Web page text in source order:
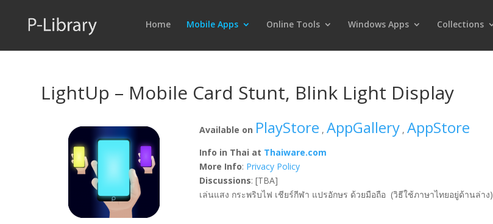
Home Mobile Apps Online Tools Windows Apps Collections
LightUp – Mobile Card Stunt, Blink Light Display
Available on PlayStore ,AppGallery ,AppStore
Info in Thai at Thaiware.com
More Info: Privacy Policy
Discussions: [TBA]
เล่นแสง กระพริบไฟ เชียร์กีฬา แปรอักษร ด้วยมือถือ (วิธีใช้ภาษาไทยอยู่ด้านล่าง)